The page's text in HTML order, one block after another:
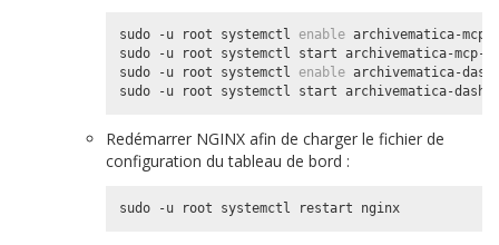
sudo -u root systemctl enable archivematica-mcp-
sudo -u root systemctl start archivematica-mcp-
sudo -u root systemctl enable archivematica-
Redémarrer NGINX afin de charger le fichier de
configuration du tableau de bord :